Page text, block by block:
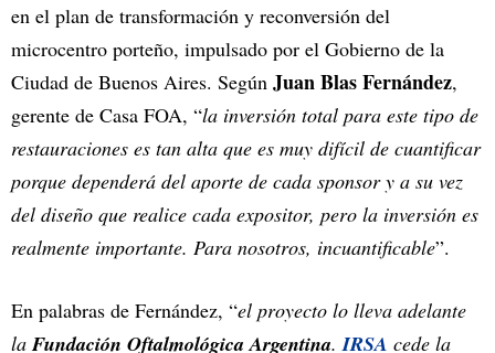
en el plan de transformación y reconversión del
microcentro porteño, impulsado por el Gobierno de la
Ciudad de Buenos Aires. Según Juan Blas Fernández,
gerente de Casa FOA, “la inversión total para este tipo de
restauraciones es tan alta que es muy difícil de cuantificar
porque dependerá del aporte de cada sponsor y a su vez
del diseño que realice cada expositor, pero la inversión es
realmente importante. Para nosotros, incuantificable”.
En palabras de Fernández, “el proyecto lo lleva adelante
la Fundación Oftalmológica Argentina. IRSA cede la